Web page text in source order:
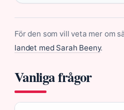
För den som vill veta mer om
landet med Sarah Beeny.
Vanliga frågor